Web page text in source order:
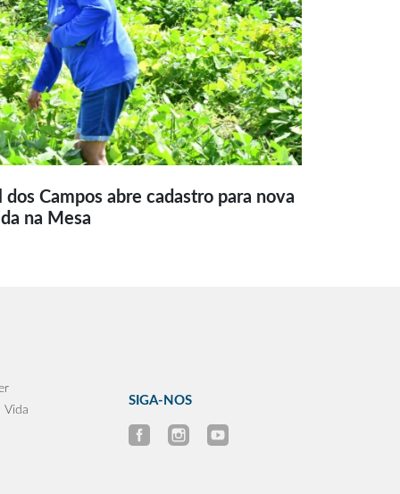
Campos abre cadastro para nova
na Mesa
Vida
SIGA-NOS